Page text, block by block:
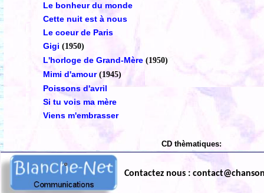
Le bonheur du monde
Cette nuit est à nous
Le coeur de Paris
Gigi (1950)
L'horloge de Grand-Mère (1950)
Mimi d'amour (1945)
Poissons d'avril
Si tu vois ma mère
Viens m'embrasser
CD thèmatiques:
Contactez nous :